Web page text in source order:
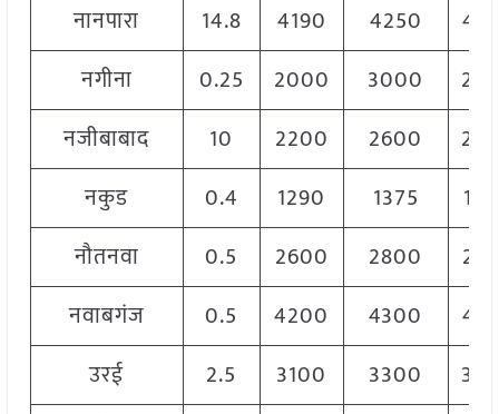
नानपारा
14.8 4190 4250
नगीना
0.25 2000 3000
नजीबाबाद
10 2200 2600
नकुड
0.4 1290 1375
नौतनवा
0.5 2600 2800
नवाबगंज
0.5 4200 4300
उरई
2.5 3100 3300